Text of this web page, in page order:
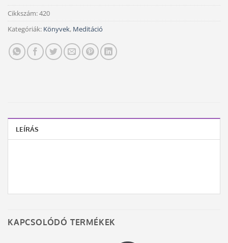
Cikkszám:420
Kategóriák: Könyvek, Meditáció
LEÍRÁS
KAPCSOLÓDÓ TERMÉKEK